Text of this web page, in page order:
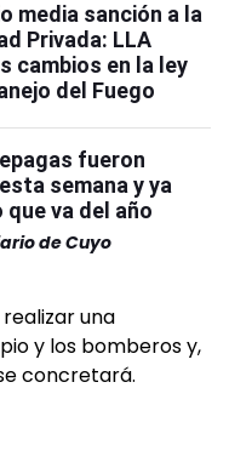
media sanción a la
Privada: LLA
cambios en la ley
del Fuego
fueron
semana y ya
que va del año
de Cuyo
una
y los bomberos y,
concretará.